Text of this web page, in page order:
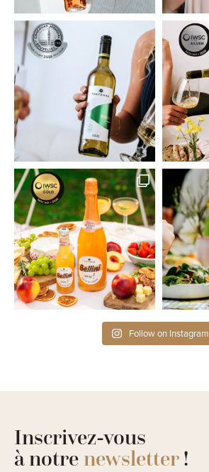
Follow on Instagram
Inscrivez-vous
à notrenewsletter!